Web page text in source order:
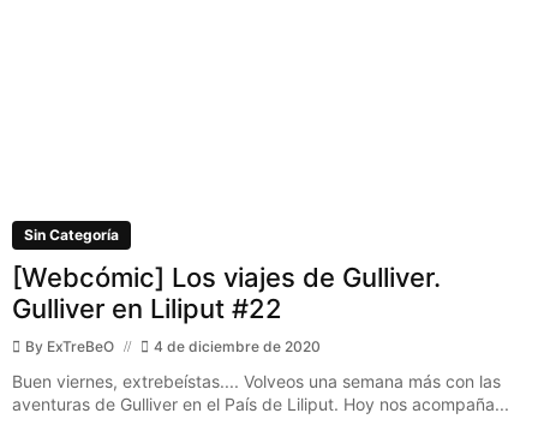
Sin Categoría
[Webcómic] Los viajes de Gulliver.
Gulliver en Liliput #22
By ExTreBeO 4 de diciembre de 2020
Buen viernes, extrebeístas.... Volveos una semana más con las
aventuras de Gulliver en el País de Liliput. Hoy nos acompaña...